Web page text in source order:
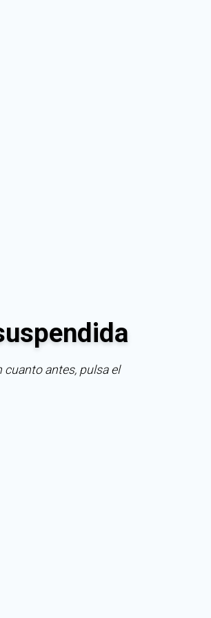
cuanto antes, pulsa el